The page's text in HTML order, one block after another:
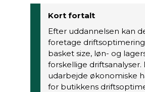
Kort fortalt
Efter uddannelsen kan
foretage driftsoptimering
basket size, løn- og
forskellige
udarbejde økonomiske
for butikkens